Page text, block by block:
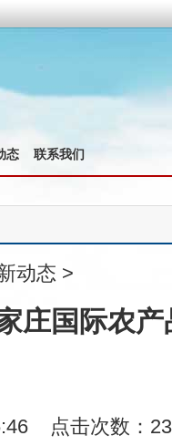
态 联系我们
动态 >
庄国际农
点击次数：